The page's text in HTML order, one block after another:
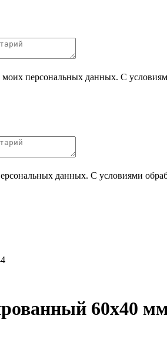
моих персональных данных. С
данных. С условиями
60х40